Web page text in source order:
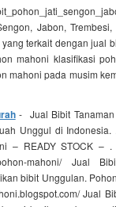
Jabon,
terkait dengan jual
mahoni klasifikasi
mahoni pada musim
- Jual Bibit Tanaman
Unggul di
– READY STOCK –
pohon-mahoni/ Jual
bibit Unggulan.
Jual